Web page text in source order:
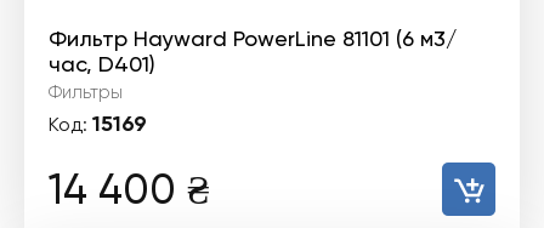
Фильтр Hayward PowerLine 81101 (6 м3/
час, D401)
Фильтры
Код: 15169
14 400 ₴